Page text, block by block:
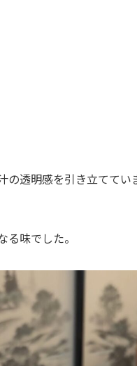
透明感を引き立ててい
味でした。